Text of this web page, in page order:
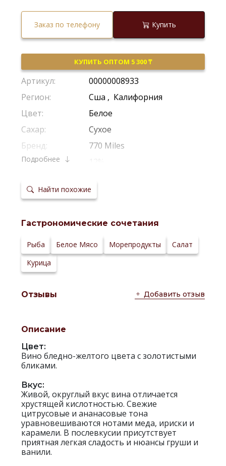
Заказ по телефону Купить
КУПИТЬ ОПТОМ 5 300 ₸
Артикул:
00000008933
Регион:
Сша , Калифорния
Цвет:
Белое
Сахар:
Сухое
Бренд:
770 Miles
Крепость:
Виноград:
Шардоне
хранения:
Температура
8–10 °С
Сайт
производителя:
Подробнее
Найти похожие
Гастрономические сочетания
Рыба Белое Мясо Морепродукты
Салат
Курица
Отзывы Добавить отзыв
Описание
Цвет:
Вино бледно-желтого цвета с золотистыми
бликами.
Вкус:
Живой, округлый вкус вина отличается
хрустящей кислотностью. Свежие
цитрусовые и ананасовые тона
уравновешиваются нотами меда, ириски и
карамели. В послевкусии присутствует
приятная легкая сладость и нюансы груши и
ванили.